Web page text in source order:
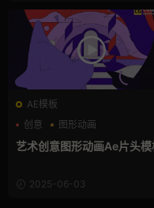
AE模板
创意
图形动画
孟菲斯风格
艺术创意图形动画Ae片头模
2025-06-03